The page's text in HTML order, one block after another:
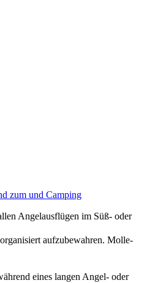
zum und Camping
Angelausflügen im Süß- oder
aufzubewahren. Molle-
eines langen Angel- oder